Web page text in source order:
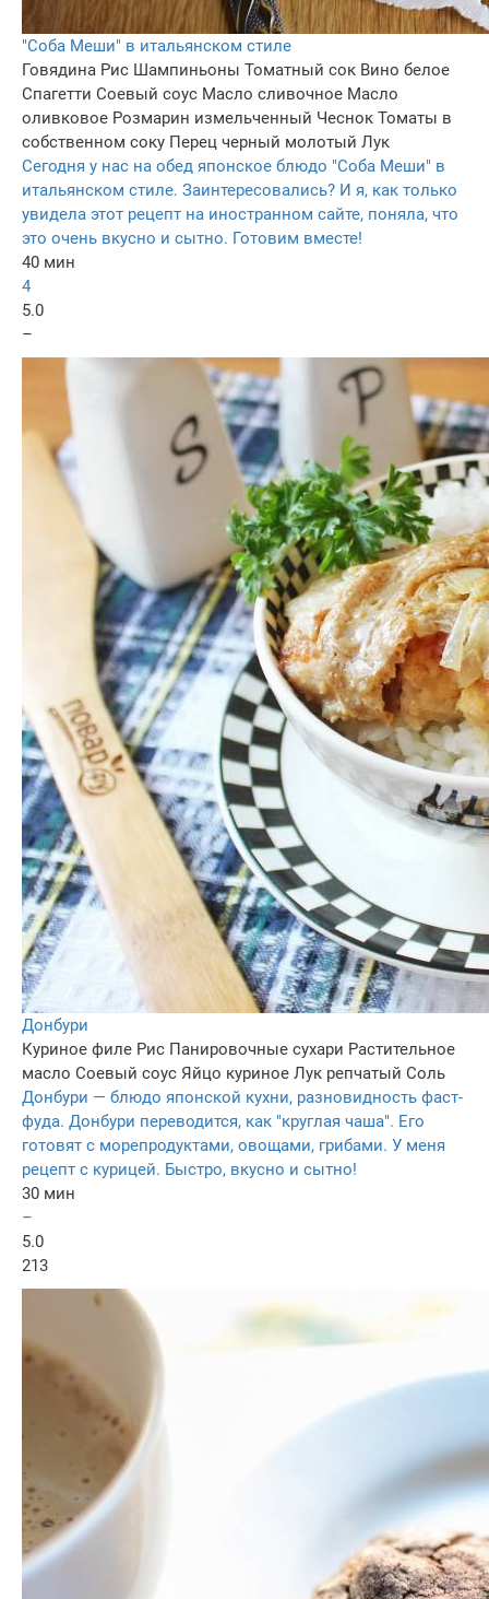
"Соба Меши" в итальянском стиле
Говядина Рис Шампиньоны Томатный сок Вино белое
Спагетти Соевый соус Масло сливочное Масло
оливковое Розмарин измельченный Чеснок Томаты в
собственном соку Перец черный молотый Лук
Сегодня у нас на обед японское блюдо "Соба Меши" в
итальянском стиле. Заинтересовались? И я, как только
увидела этот рецепт на иностранном сайте, поняла, что
это очень вкусно и сытно. Готовим вместе!
40 мин
4
5.0
–
Донбури
Куриное филе Рис Панировочные сухари Растительное
масло Соевый соус Яйцо куриное Лук репчатый Соль
Донбури — блюдо японской кухни, разновидность фаст-
фуда. Донбури переводится, как "круглая чаша". Его
готовят с морепродуктами, овощами, грибами. У меня
рецепт с курицей. Быстро, вкусно и сытно!
30 мин
–
5.0
213